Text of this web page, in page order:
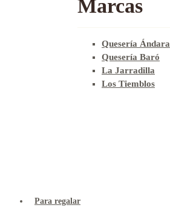
Marcas
Quesería Ándara
Quesería Baró
La Jarradilla
Los Tiemblos
Para regalar